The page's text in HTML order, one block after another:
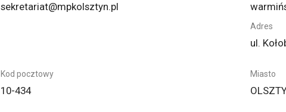
sekretariat@mpkolsztyn.pl
Adres
ul.
Kod pocztowy
10-434
Miasto